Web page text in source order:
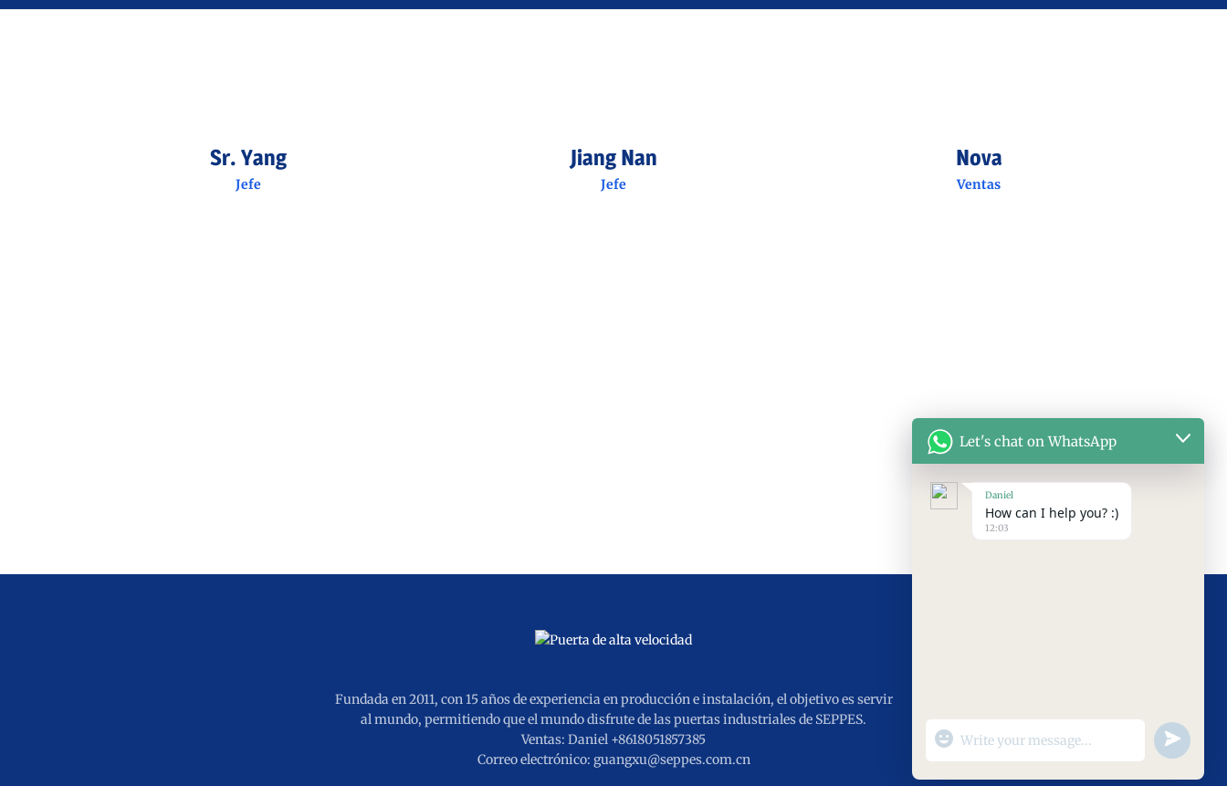
Sr. Yang
Jefe
Jiang Nan
Jefe
Nova
Ventas
Fundada en 2011, con 15 años de experiencia en producción e instalación, el objetivo es servir
al mundo, permitiendo que el mundo disfrute de las puertas industriales de SEPPES.
Ventas: Daniel +8618051857385
Correo electrónico: guangxu@seppes.com.cn
Let's chat on WhatsApp
Daniel
How can I help you? :)
12:03
"+chaty_settings.lang.emoji_picker+"
WhatsApp
undefined